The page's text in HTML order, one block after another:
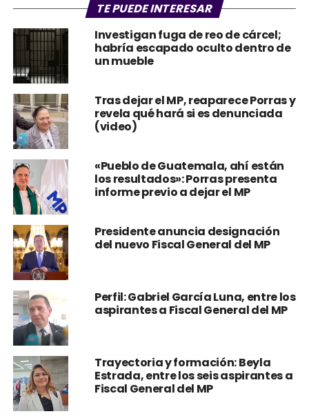
TE PUEDE INTERESAR
Investigan fuga de reo de cárcel;
habría escapado oculto dentro de
un mueble
Tras dejar el MP, reaparece Porras y
revela qué hará si es denunciada
(video)
«Pueblo de Guatemala, ahí están
los resultados»: Porras presenta
informe previo a dejar el MP
Presidente anuncia designación
del nuevo Fiscal General del MP
Perfil: Gabriel García Luna, entre los
aspirantes a Fiscal General del MP
Trayectoria y formación: Beyla
Estrada, entre los seis aspirantes a
Fiscal General del MP